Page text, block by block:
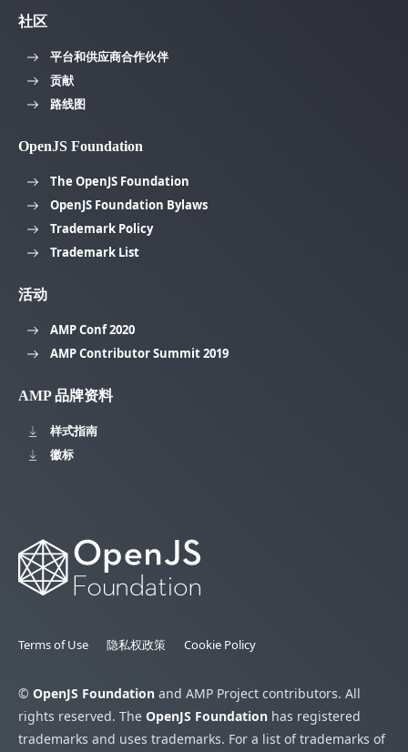
社区
平台和供应商合作伙伴
贡献
路线图
OpenJS Foundation
The OpenJS Foundation
OpenJS Foundation Bylaws
Trademark Policy
Trademark List
活动
AMP Conf 2020
AMP Contributor Summit 2019
AMP 品牌资料
样式指南
徽标
Terms of Use 隐私权政策 Cookie Policy
© OpenJS Foundation and AMP Project contributors. All
rights reserved. The OpenJS Foundation has registered
trademarks and uses trademarks. For a list of trademarks of